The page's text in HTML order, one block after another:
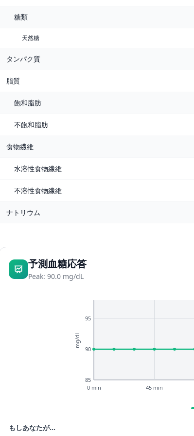
糖類
天然糖
タンパク質
脂質
飽和脂肪
不飽和脂肪
食物繊維
水溶性食物繊維
不溶性食物繊維
ナトリウム
予測血糖応答
Peak: 90.0 mg/dL
85
90
95
0 min 45 min
mg/dL
もしあなたが...